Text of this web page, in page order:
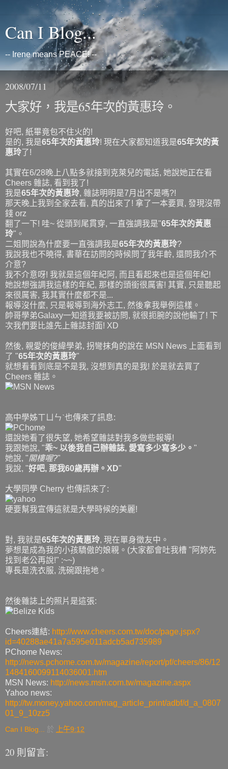
Can I Blog...
-- Irene means PEACE! --
2008/07/11
大家好，我是65年次的黃惠玲。
好吧, 紙畢竟包不住火的!
是的, 我是65年次的黃惠玲! 現在大家都知道我是65年次的黃
惠玲了!
其實在6/28晚上八點多就接到克萊兒的電話, 她說她正在看
Cheers 雜誌, 看到我了!
我是65年次的黃惠玲, 雜誌明明是7月出不是嗎?!
那天晚上我到全家去看, 真的出來了! 拿了一本要買, 發現沒帶
錢 orz
翻了一下! 哇~ 從頭到尾貫穿, 一直強調我是"65年次的黃惠
玲"。
二姐問說為什麼要一直強調我是65年次的黃惠玲?
我說我也不曉得, 書華在訪問的時候問了我年齡, 還問我介不
介意?
我不介意呀! 我就是這個年紀阿, 而且看起來也是這個年紀!
她說想強調我這樣的年紀, 那樣的頭銜很厲害! 其實, 只是聽起
來很厲害, 我其實什麼都不是...
報導沒什麼, 只是報導到海外志工, 然後拿我舉例這樣。
帥哥學弟Galaxy一知道我要被訪問, 就很扼腕的說他輸了! 下
次我們要比誰先上雜誌封面! XD
然後, 親愛的俊緯學弟, 拐彎抹角的說在 MSN News 上面看到
了 "65年次的黃惠玲"
就想看看到底是不是我, 沒想到真的是我! 於是就去買了
Cheers 雜誌。
高中學姊ㄒㄩㄣˋ也傳來了訊息:
還說她看了很失望, 她希望雜誌對我多做些報導!
我跟她說, "乖~ 以後我自己辦雜誌, 愛寫多少寫多少。 "
她說, "閣樓喔?"
我說, "好吧, 那我60歲再辦。XD"
大學同學 Cherry 也傳訊來了:
硬要幫我宣傳這就是大學時候的美麗!
對, 我就是65年次的黃惠玲, 現在單身徵友中。
夢想是成為我的小孩驕傲的娘親。(大家都會吐我槽 "阿妳先
找到老公再說!" :~~)
專長是洗衣服, 洗碗跟拖地。
然後雜誌上的照片是這張:
Cheers連結: http://www.cheers.com.tw/doc/page.jspx?
id=40288ae41a7a595e011adcb5ad735989
PChome News:
http://news.pchome.com.tw/magazine/report/pf/cheers/86/12
1484160099114036001.htm
MSN News: http://news.msn.com.tw/magazine.aspx
Yahoo news:
http://tw.money.yahoo.com/mag_article_print/adbf/d_a_0807
01_9_10zz5
Can I Blog... 於 上午9:12
20 則留言: